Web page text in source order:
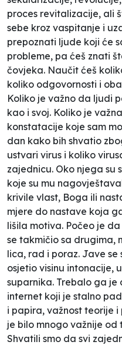
proces revitalizacije, ali
sebe kroz vaspitanje i
prepoznati ljude koji će
probleme, pa ćeš znati
čovjeka. Naučit ćeš
koliko odgovornosti i
Koliko je važno da ljudi
kao i svoj. Koliko je
konstatacije koje sam
dan kako bih shvatio
ustvari virus i koliko
zajednicu. Oko njega su
koje su mu
krivile vlast, Boga ili
mjere do nastave koja
lišila motiva. Počeo je
se takmičio sa drugima,
lica, rad i poraz. Jave se
osjetio visinu intonacije,
suparnika. Trebalo ga
internet koji je stalno
i papira, važnost teorije
je bilo mnogo važnije
Shvatili smo da svi